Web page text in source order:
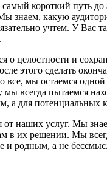
короткий путь
Мы знаем, какую
учтем. У Вас
целостности и
этого сделать
все, мы остаемся
всегда пытаемся
а для
наших услуг. Мы
в их решении. Мы
родным, а не